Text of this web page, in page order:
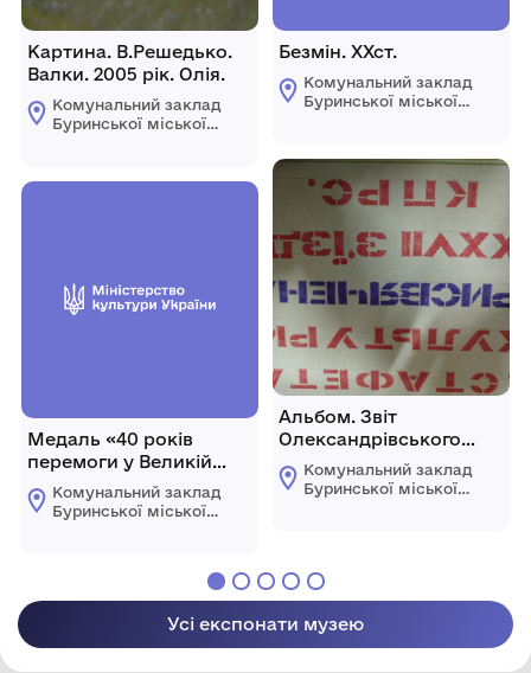
Картина. В.Решедько.
Валки. 2005 рік. Олія.
Комунальний заклад
Буринської міської
імені Павла Попова"
Медаль «40 років
перемоги у Великій
Вітчизняній війні 1941—
1945 рр.»
Комунальний заклад
Буринської міської
Безмін. ХХст.
Комунальний заклад
Буринської міської
імені Павла Попова"
Альбом. Звіт
Олександрівського
СБК.Комунальний заклад
Буринської міської
Усі експонати музею